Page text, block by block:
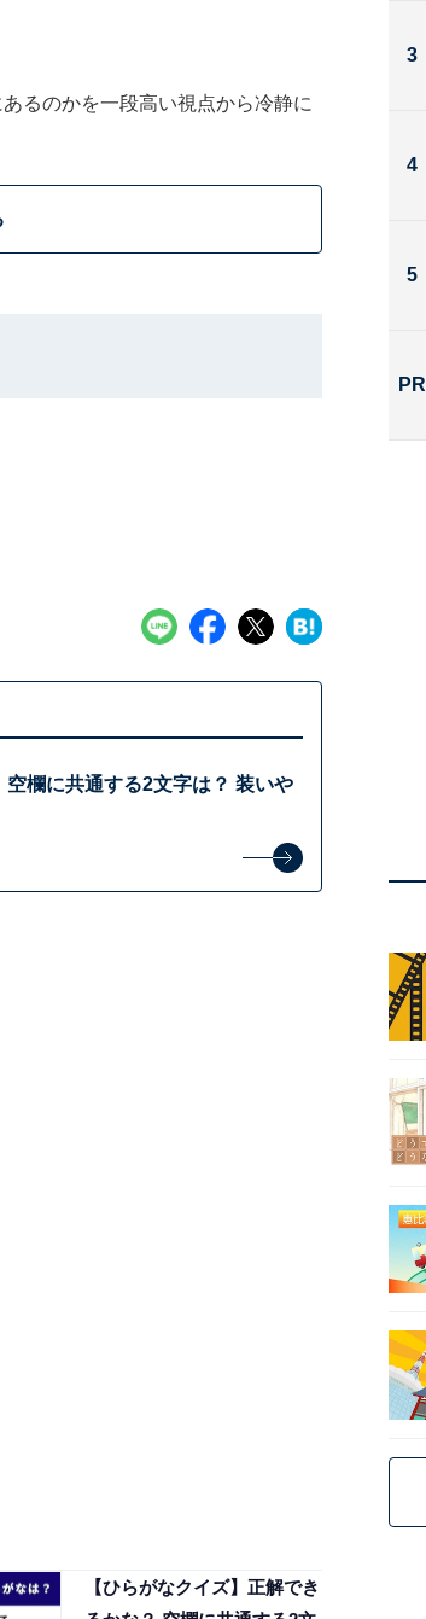
るのかを一段高い視点から冷静に
空欄に共通する2文字は？ 装いや
【ひらがなクイズ】正解でき
3
4
5
PR